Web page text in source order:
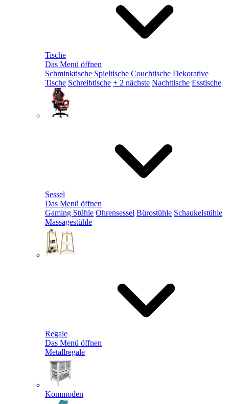
Tische
Das Menü öffnen
Schminktische Spieltische Couchtische Dekorative
Tische Schreibtische + 2 nächste Nachttische Esstische
Sessel
Das Menü öffnen
Gaming Stühle Ohrensessel Bürostühle Schaukelstühle
Massagestühle
Regale
Das Menü öffnen
Metallregale
Kommoden